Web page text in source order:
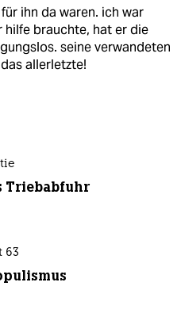
ihn da waren. ich war
hilfe brauchte, hat er die
seine verwandeten
allerletzte!
Triebabfuhr
63